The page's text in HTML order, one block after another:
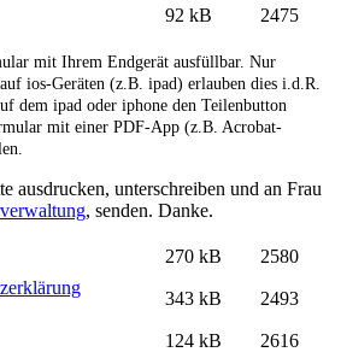
92 kB 2475
mit Ihrem Endgerät ausfüllbar. Nur
ios-Geräten (z.B. ipad) erlauben dies i.d.R.
dem ipad oder iphone den Teilenbutton
mit einer PDF-App (z.B. Acrobat-
ausdrucken, unterschreiben und an Frau
, senden. Danke.
270 kB
2580
343 kB 2493
124 kB 2616